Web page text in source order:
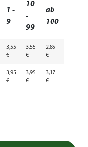
1 -
9
10
-
99
ab
100
3,55
€
3,55
€
2,85
€
3,95
€
3,95
€
3,17
€